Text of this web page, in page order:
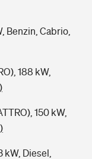
Benzin, Cabrio,
188 kW,
150 kW,
kW, Diesel,